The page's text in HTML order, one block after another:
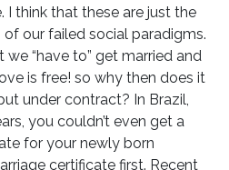
I think that these are just the
our failed social paradigms.
we “have to” get married and
is free! so why then does it
under contract? In Brazil,
you couldn’t even get a
for your newly born
certificate first. Recent